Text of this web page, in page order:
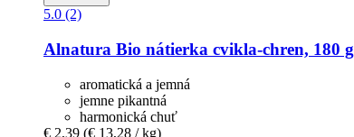
5.0 (2)
Alnatura Bio nátierka cvikla-​chren, 180 g
aromatická a jemná
jemne pikantná
harmonická chuť
€ 2,39 (€ 13,28 / kg)